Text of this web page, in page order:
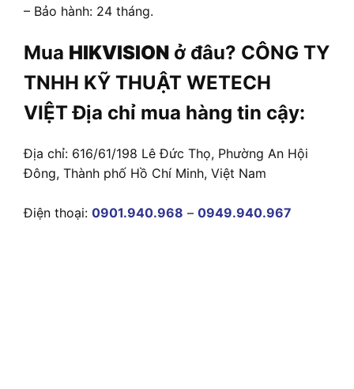
– Bảo hành: 24 tháng.
Mua HIKVISION ở đâu? CÔNG TY
TNHH KỸ THUẬT WETECH
VIỆT Địa chỉ mua hàng tin cậy:
Địa chỉ: 616/61/198 Lê Đức Thọ, Phường An Hội
Đông, Thành phố Hồ Chí Minh, Việt Nam
Điện thoại: 0901.940.968 – 0949.940.967